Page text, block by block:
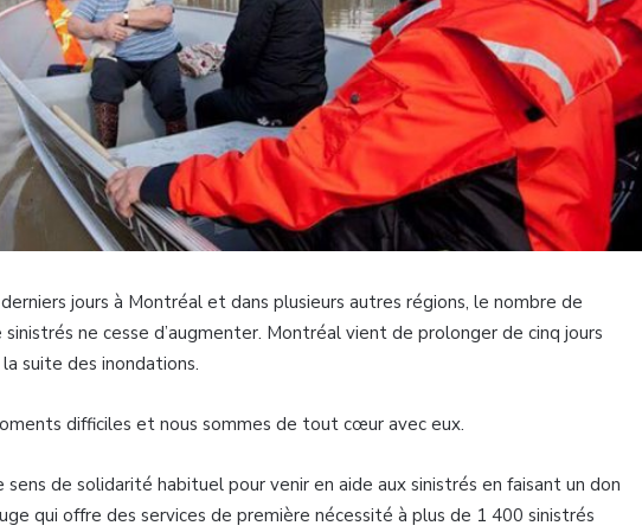
jours à Montréal et dans plusieurs autres régions, le nombre de
ne cesse d’augmenter. Montréal vient de prolonger de cinq jours
suite des inondations.
difficiles et nous sommes de tout cœur avec eux.
sens de solidarité habituel pour venir en aide aux sinistrés en faisant un don
qui offre des services de première nécessité à plus de 1 400 sinistrés